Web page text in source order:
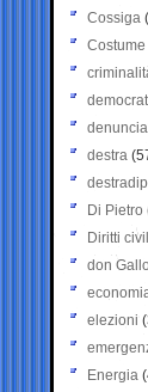
Cossiga
Costume
denuncia
destra
Di Pietro
Diritti
don Gallo
elezioni
Energia